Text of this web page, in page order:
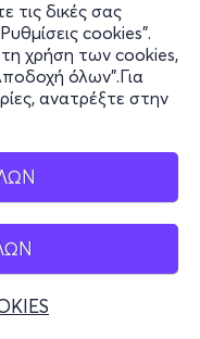
τις δικές σας
cookies".
χρήση των cookies,
όλων".Για
ανατρέξτε στην